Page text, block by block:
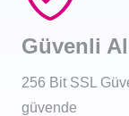
Güvenli
256 Bit SSL
güvende